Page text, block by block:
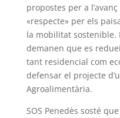
propostes per a
«respecte» per els
la mobilitat sostenible.
demanen que es
tant residencial com
defensar el projecte
Agroalimentària.
SOS Penedès sosté